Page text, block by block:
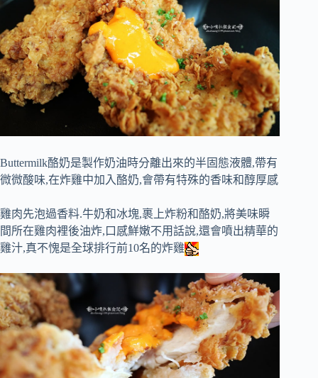
Buttermilk酪奶是製作奶油時分離出來的半固態液體,帶有
微微酸味,在炸雞中加入酪奶,會帶有特殊的香味和醇厚感
雞肉先泡過香料.牛奶和冰塊,裹上炸粉和酪奶,將美味瞬
間所在雞肉裡後油炸,口感鮮嫩不用話說,還會噴出精華的
雞汁,真不愧是全球排行前10名的炸雞